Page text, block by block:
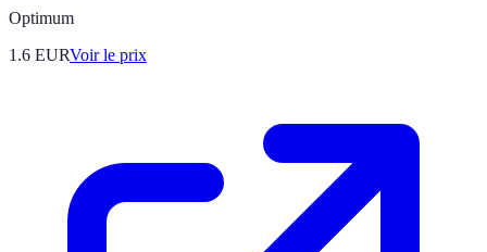
Optimum
1.6 EURVoir le prix